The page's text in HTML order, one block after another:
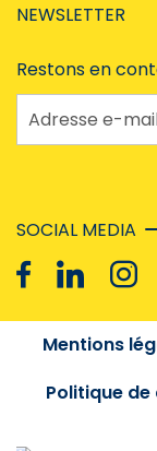
NEWSLETTER
Restons en
Adresse e-mail
SOCIAL MEDIA
Mentions
Politique